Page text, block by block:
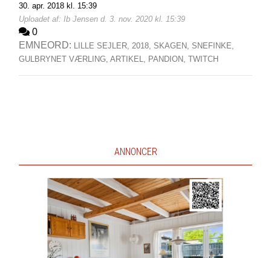
30. apr. 2018 kl. 15:39
Uploadet af: Ib Jensen d. 3. nov. 2020 kl. 15:39
0
EMNEORD: LILLE SEJLER, 2018, SKAGEN, SNEFINKE,
GULBRYNET VÆRLING, ARTIKEL, PANDION, TWITCH
ANNONCER